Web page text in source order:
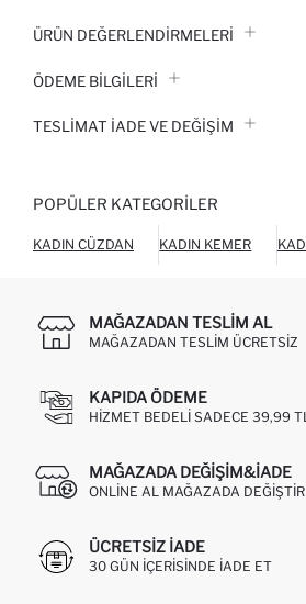
ÜRÜN DEĞERLENDİRMELERİ
ÖDEME BİLGİLERİ
TESLIMAT İADE VE DEĞIŞIM
POPÜLER KATEGORILER
KADIN CÜZDAN KADIN KEMER
MAĞAZADAN TESLIM AL
MAĞAZADAN TESLIM ÜCRETSIZ
KAPIDA ÖDEME
HIZMET BEDELI SADECE 39,99
MAĞAZADA DEĞIŞIM&İADE
ONLINE AL MAĞAZADA DEĞIŞTIR
ÜCRETSIZ IADE
30 GÜN IÇERISINDE IADE ET